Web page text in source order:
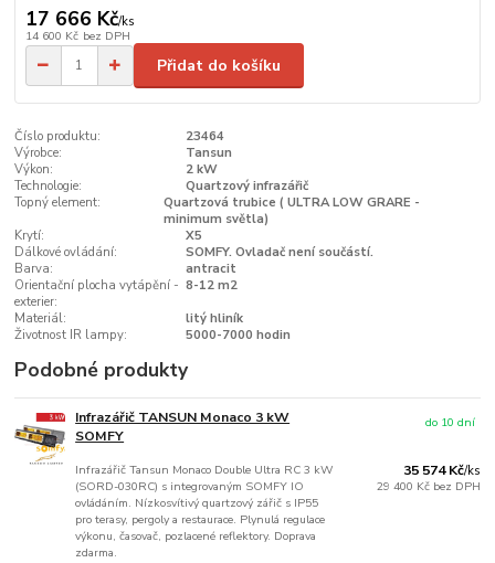
17 666 Kč/ks
14 600 Kč bez DPH
Přidat do košíku
Číslo produktu:
23464
Výrobce:
Tansun
Výkon:
2 kW
Technologie:
Quartzový infrazářič
Topný element:
Quartzová trubice ( ULTRA LOW GRARE -
minimum světla)
Krytí:
X5
Dálkové ovládání:
SOMFY. Ovladač není součástí.
Barva:
antracit
Orientační plocha vytápění -
exterier:
8-12 m2
Materiál:
litý hliník
Životnost IR lampy:
5000-7000 hodin
Podobné produkty
Infrazářič TANSUN Monaco 3 kW
SOMFY
Infrazářič Tansun Monaco Double Ultra RC 3 kW
(SORD-030RC) s integrovaným SOMFY IO
ovládáním. Nízkosvítivý quartzový zářič s IP55
pro terasy, pergoly a restaurace. Plynulá regulace
výkonu, časovač, pozlacené reflektory. Doprava
zdarma.
35 574 Kč/ks
29 400 Kč bez DPH
do 10 dní